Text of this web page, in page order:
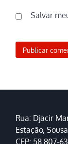
Salvar
Rua: Djacir
Estação,
CEP: 58.807-